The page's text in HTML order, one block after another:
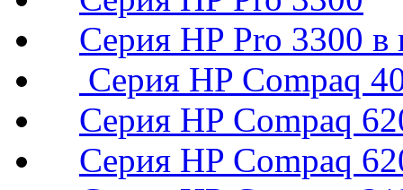
Серия HP Pro 3300
Серия HP Compaq
Серия HP Compaq
Серия HP Compaq